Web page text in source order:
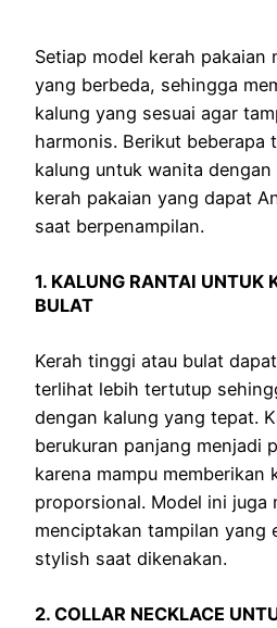
Setiap model kerah pakaian
yang berbeda, sehingga
kalung yang sesuai agar
harmonis. Berikut beberapa
kalung untuk wanita dengan
kerah pakaian yang dapat
saat berpenampilan.
1. KALUNG RANTAI UNTUK
BULAT
Kerah tinggi atau bulat
terlihat lebih tertutup
dengan kalung yang tepat.
berukuran panjang menjadi
karena mampu memberikan
proporsional. Model ini juga
menciptakan tampilan yang
stylish saat dikenakan.
2. COLLAR NECKLACE